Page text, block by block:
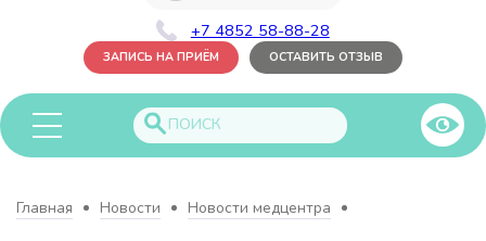
+7 4852 58-88-28
ЗАПИСЬ НА ПРИЁМ ОСТАВИТЬ ОТЗЫВ
Главная Новости Новости медцентра